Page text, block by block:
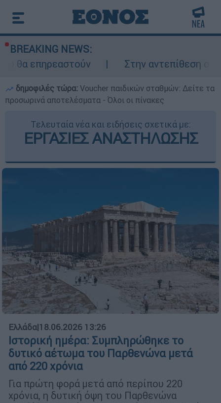
BREAKING NEWS:
Στην αντεπίθεση ο Τραμπ κατά
δημοφιλές τώρα: Voucher παιδικών σταθμών: Δείτε τα
προσωρινά αποτελέσματα - Όλοι οι πίνακες
Τελευταία νέα και ειδήσεις σχετικά με:
ΕΡΓΑΣΙΕΣ ΑΝΑΣΤΗΛΩΣΗΣ
Ελλάδα|18.06.2026 13:26
Ιστορική ημέρα: Συμπληρώθηκε το
δυτικό αέτωμα του Παρθενώνα μετά
από 220 χρόνια
Για πρώτη φορά μετά από περίπου 220
χρόνια, η δυτική όψη του Παρθενώνα